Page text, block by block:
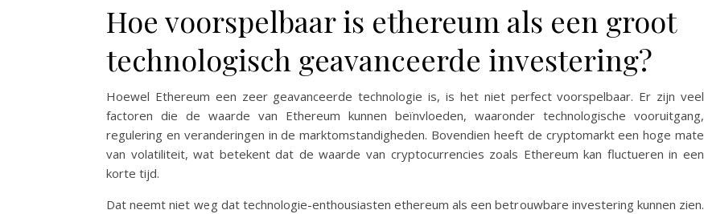
Hoe voorspelbaar is ethereum als een groot
technologisch geavanceerde investering?
Hoewel Ethereum een zeer geavanceerde technologie is, is het niet perfect voorspelbaar. Er zijn veel
factoren die de waarde van Ethereum kunnen beïnvloeden, waaronder technologische vooruitgang,
regulering en veranderingen in de marktomstandigheden. Bovendien heeft de cryptomarkt een hoge mate
van volatiliteit, wat betekent dat de waarde van cryptocurrencies zoals Ethereum kan fluctueren in een
korte tijd.
Dat neemt niet weg dat technologie-enthousiasten ethereum als een betrouwbare investering kunnen zien.